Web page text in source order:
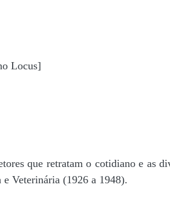
Locus]
que retratam o cotidiano e as
Veterinária (1926 a 1948).